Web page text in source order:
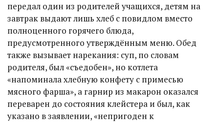
передал один из родителей учащихся, детям на
завтрак выдают лишь хлеб с повидлом вместо
полноценного горячего блюда,
предусмотренного утверждённым меню. Обед
также вызывает нарекания: суп, по словам
родителя, был «съедобен», но котлета
«напоминала хлебную конфету с примесью
мясного фарша», а гарнир из макарон оказался
переварен до состояния клейстера и был, как
указано в заявлении, «непригоден к